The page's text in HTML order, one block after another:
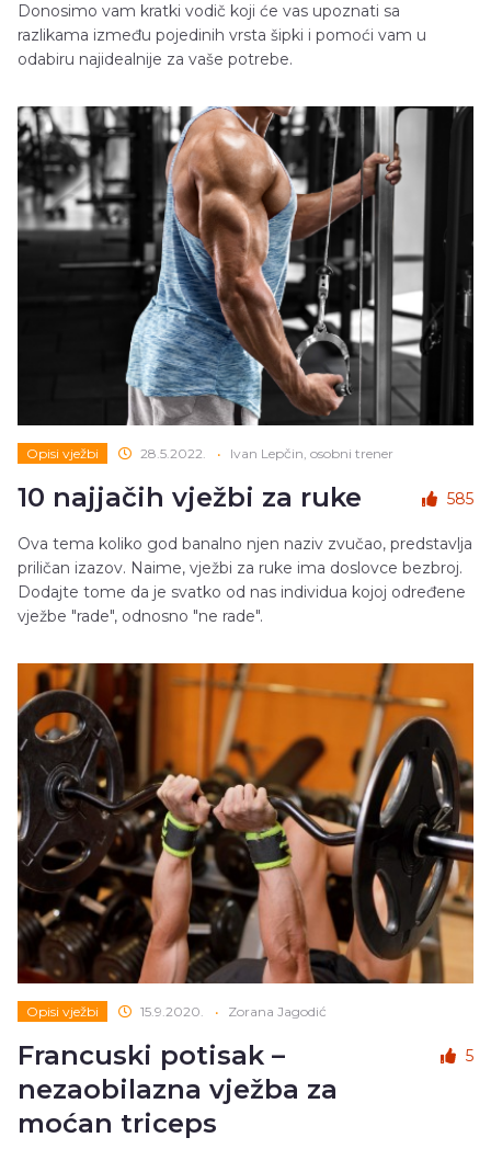
Donosimo vam kratki vodič koji će vas upoznati sa
razlikama između pojedinih vrsta šipki i pomoći vam u
odabiru najidealnije za vaše potrebe.
Opisi vježbi 28.5.2022. • Ivan Lepčin, osobni trener
10 najjačih vježbi za ruke 585
Ova tema koliko god banalno njen naziv zvučao, predstavlja
priličan izazov. Naime, vježbi za ruke ima doslovce bezbroj.
Dodajte tome da je svatko od nas individua kojoj određene
vježbe "rade", odnosno "ne rade".
Opisi vježbi 15.9.2020. • Zorana Jagodić
Francuski potisak –
nezaobilazna vježba za
moćan triceps
5